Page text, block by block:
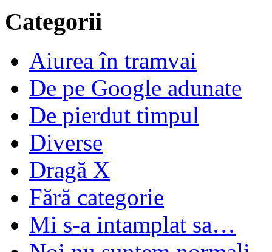
Categorii
Aiurea în tramvai
De pe Google adunate
De pierdut timpul
Diverse
Dragă X
Fără categorie
Mi s-a intamplat sa…